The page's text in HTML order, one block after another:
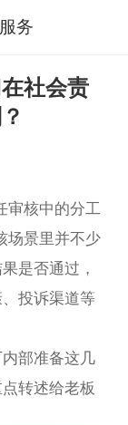
务
社会责
审核中的分工
场景里并不少
是否通过，
投诉渠道等
部准备这几
转述给老板